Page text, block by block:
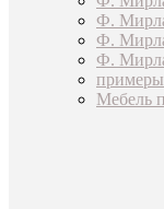
Ф.
Ф.
Ф.
примеры
Мебель